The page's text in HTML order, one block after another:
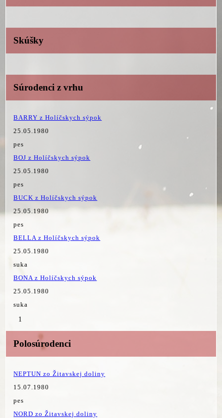
Skúšky
Súrodenci z vrhu
BARRY z Holíčskych sýpok
25.05.1980
pes
BOJ z Holíčskych sýpok
25.05.1980
pes
BUCK z Holíčskych sýpok
25.05.1980
pes
BELLA z Holíčskych sýpok
25.05.1980
suka
BONA z Holíčskych sýpok
25.05.1980
suka
1
Polosúrodenci
NEPTUN zo Žitavskej doliny
15.07.1980
pes
NORD zo Žitavskej doliny